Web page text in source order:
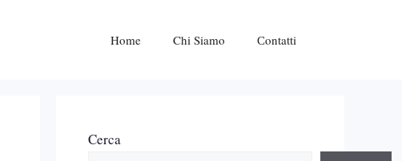
Home Chi Siamo Сontatti
Cerca